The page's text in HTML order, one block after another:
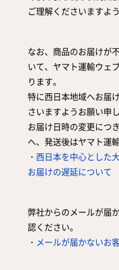
ご理解くださいますよ
なお、商品のお届けが
いて、ヤマト運輸ウェ
ります。
特に西日本地域へお届
さいますようお願い申
お届け日時の変更につ
へ、発送後はヤマト運
・ 西日本を中心とした
お届けの遅延について
弊社からのメールが届
認ください。
・ メールが届かないお